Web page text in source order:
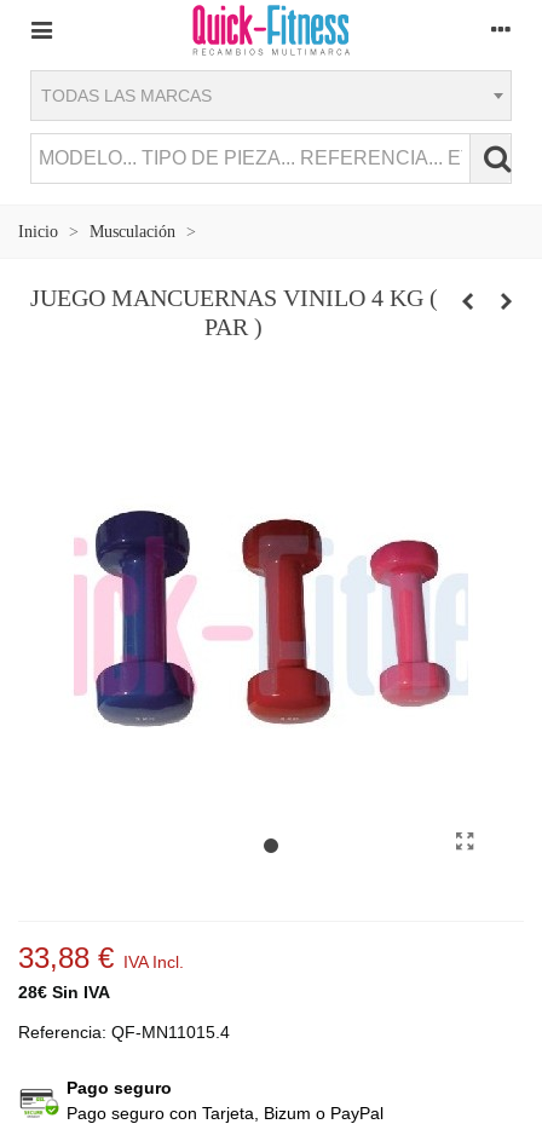
TODAS LAS MARCAS
Inicio > Musculación >
JUEGO MANCUERNAS VINILO 4 KG (
PAR )
33,88 € IVA Incl.
28€ Sin IVA
Referencia: QF-MN11015.4
Pago seguro
Pago seguro con Tarjeta, Bizum o PayPal